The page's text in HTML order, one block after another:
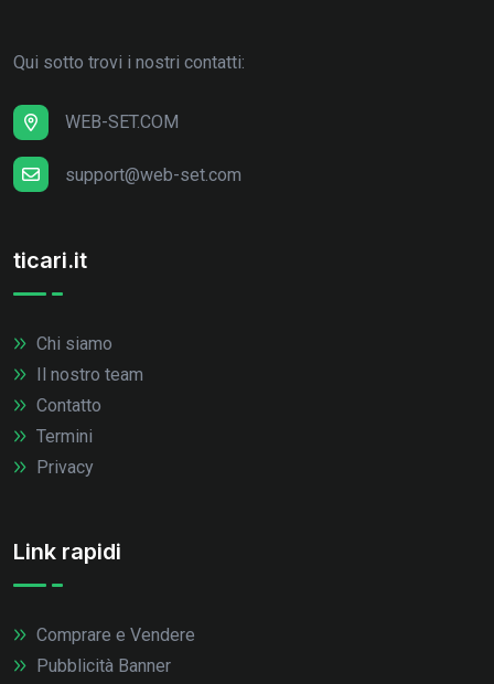
Qui sotto trovi i nostri contatti:
WEB-SET.COM
support@web-set.com
ticari.it
Chi siamo
Il nostro team
Contatto
Termini
Privacy
Link rapidi
Comprare e Vendere
Pubblicità Banner